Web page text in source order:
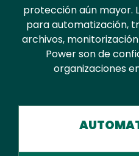
protección aún mayor.
para automatización,
archivos,
Power son de
organizaciones